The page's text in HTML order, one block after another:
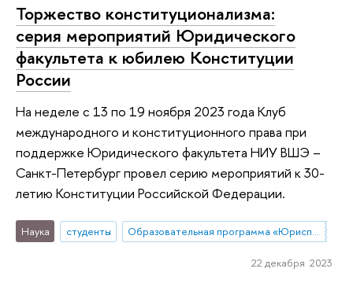
Торжество конституционализма:
серия мероприятий Юридического
факультета к юбилею Конституции
России
На неделе с 13 по 19 ноября 2023 года Клуб
международного и конституционного права при
поддержке Юридического факультета НИУ ВШЭ –
Санкт-Петербург провел серию мероприятий к 30-
летию Конституции Российской Федерации.
Наука студенты Образовательная программа «Юриспруденция»
22 декабря 2023